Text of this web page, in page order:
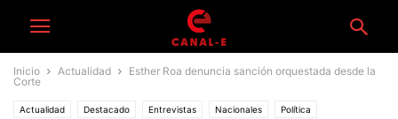
Inicio Actualidad
Esther Roa denuncia sanción orquestada desde la
Corte
Actualidad Destacado Entrevistas Nacionales Política